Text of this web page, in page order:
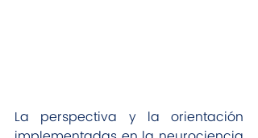
La perspectiva y la orientación